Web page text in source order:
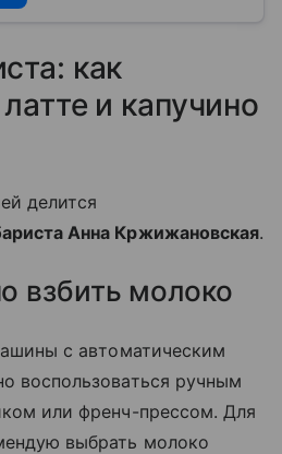
как
и капучино
делится
Анна Кржижановская.
взбить молоко
с автоматическим
воспользоваться ручным
или френч-прессом. Для
выбрать молоко